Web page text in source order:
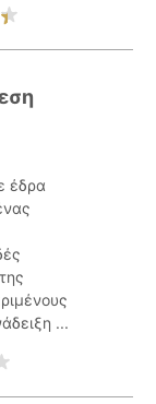
έδρα
...